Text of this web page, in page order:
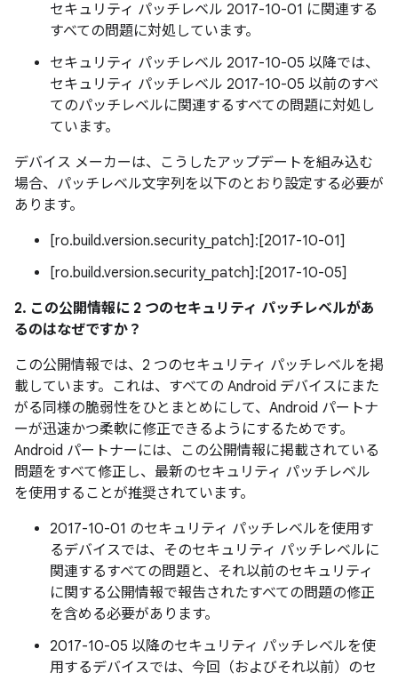
セキュリティ パッチレベル 2017-10-01 に関連する
すべての問題に対処しています。
セキュリティ パッチレベル 2017-10-05 以降では、
セキュリティ パッチレベル 2017-10-05 以前のすべ
てのパッチレベルに関連するすべての問題に対処し
ています。
デバイス メーカーは、こうしたアップデートを組み込む
場合、パッチレベル文字列を以下のとおり設定する必要が
あります。
[ro.build.version.security_patch]:[2017-10-01]
[ro.build.version.security_patch]:[2017-10-05]
2. この公開情報に 2 つのセキュリティ パッチレベルがあ
るのはなぜですか？
この公開情報では、2 つのセキュリティ パッチレベルを掲
載しています。これは、すべての Android デバイスにまた
がる同様の脆弱性をひとまとめにして、Android パートナ
ーが迅速かつ柔軟に修正できるようにするためです。
Android パートナーには、この公開情報に掲載されている
問題をすべて修正し、最新のセキュリティ パッチレベル
を使用することが推奨されています。
2017-10-01 のセキュリティ パッチレベルを使用す
るデバイスでは、そのセキュリティ パッチレベルに
関連するすべての問題と、それ以前のセキュリティ
に関する公開情報で報告されたすべての問題の修正
を含める必要があります。
2017-10-05 以降のセキュリティ パッチレベルを使
用するデバイスでは、今回（およびそれ以前）のセ